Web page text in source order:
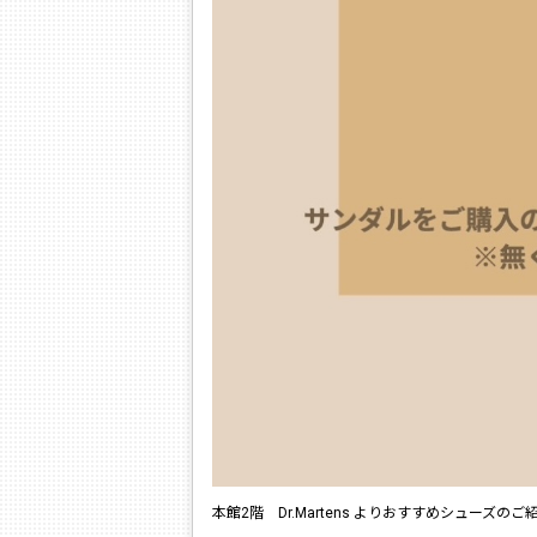
本館2階 Dr.Martens よりおすすめシューズのご